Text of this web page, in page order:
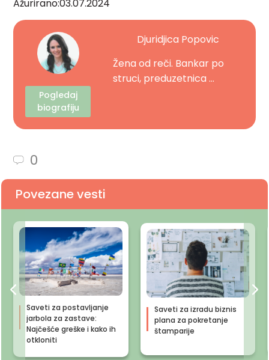
Ažurirano:03.07.2024
Pogledaj
biografiju
Djuridjica Popovic
Žena od reči. Bankar po
struci, preduzetnica ...
0
Povezane vesti
Saveti za postavljanje
jarbola za zastave:
Najčešće greške i kako ih
otkloniti
Saveti za izradu biznis
plana za pokretanje
štamparije